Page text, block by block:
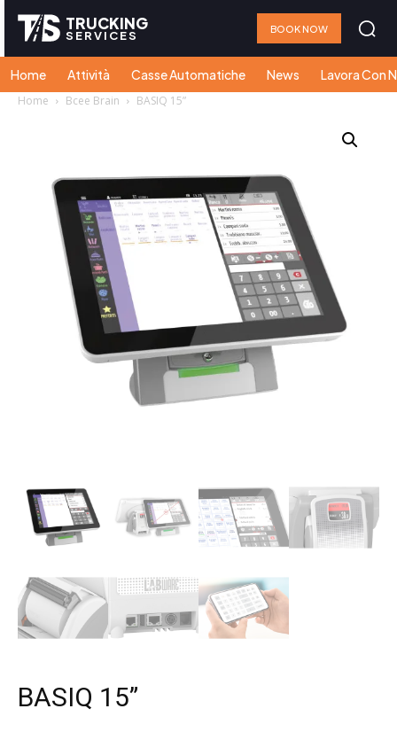
TRUCKING
SERVICES BOOK NOW
Home Attività Casse Automatiche News Lavora Con
Home Bcee Brain BASIQ 15”
BASIQ 15”